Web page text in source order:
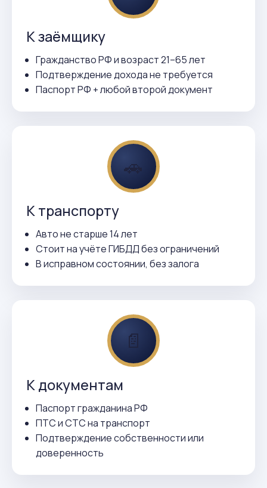
К заёмщику
Гражданство РФ и возраст 21–65 лет
Подтверждение дохода не требуется
Паспорт РФ + любой второй документ
🚗
К транспорту
Авто не старше 14 лет
Стоит на учёте ГИБДД без ограничений
В исправном состоянии, без залога
📄
К документам
Паспорт гражданина РФ
ПТС и СТС на транспорт
Подтверждение собственности или
доверенность